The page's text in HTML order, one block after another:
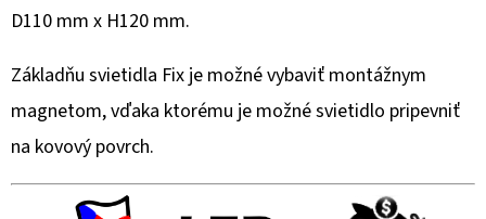
D110 mm x H120 mm.
Základňu svietidla Fix je možné vybaviť montážnym
magnetom, vďaka ktorému je možné svietidlo pripevniť
na kovový povrch.